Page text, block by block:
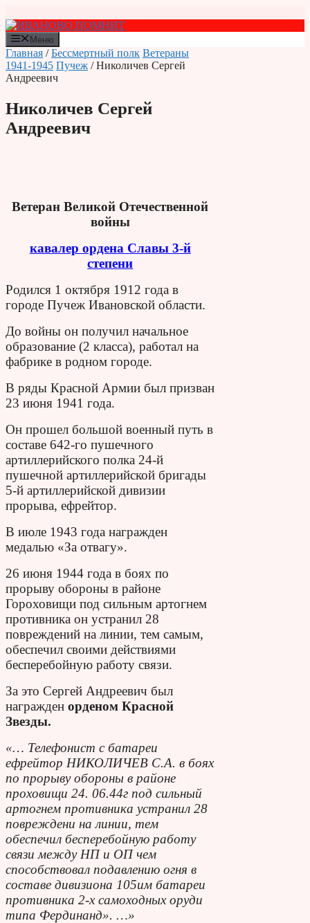
к
содержимому
Меню
Главная /Бессмертный полк Ветераны
1941-1945 Пучеж / Николичев Сергей
Андреевич
Николичев Сергей
Андреевич
Ветеран Великой Отечественной
войны
кавалер ордена Славы 3-й
степени
Родился 1 октября 1912 года в
городе Пучеж Ивановской области.
До войны он получил начальное
образование (2 класса), работал на
фабрике в родном городе.
В ряды Красной Армии был призван
23 июня 1941 года.
Он прошел большой военный путь в
составе 642-го пушечного
артиллерийского полка 24-й
пушечной артиллерийской бригады
5-й артиллерийской дивизии
прорыва, ефрейтор.
В июле 1943 года награжден
медалью «За отвагу».
26 июня 1944 года в боях по
прорыву обороны в районе
Гороховищи под сильным артогнем
противника он устранил 28
повреждений на линии, тем самым,
обеспечил своими действиями
бесперебойную работу связи.
За это Сергей Андреевич был
награжден орденом Красной
Звезды.
«… Телефонист с батареи
ефрейтор НИКОЛИЧЕВ С.А. в боях
по прорыву обороны в районе
проховищи 24. 06.44г под сильный
артогнем противника устранил 28
повреждени на линии, тем
обеспечил бесперебойную работу
связи между НП и ОП чем
способствовал подавлению огня в
составе дивизиона 105им батареи
противника 2-х самоходных оруди
типа Фердинанд». …»